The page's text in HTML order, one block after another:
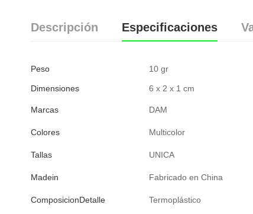
Descripción Especificaciones
Peso 10 gr
Dimensiones 6 x 2 x 1 cm
Marcas DAM
Colores Multicolor
Tallas UNICA
Madein Fabricado en China
ComposicionDetalle Termoplástico